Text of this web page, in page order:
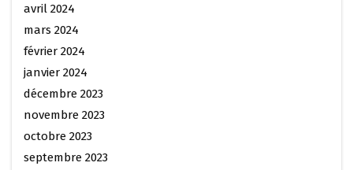
avril 2024
mars 2024
février 2024
janvier 2024
décembre 2023
novembre 2023
octobre 2023
septembre 2023